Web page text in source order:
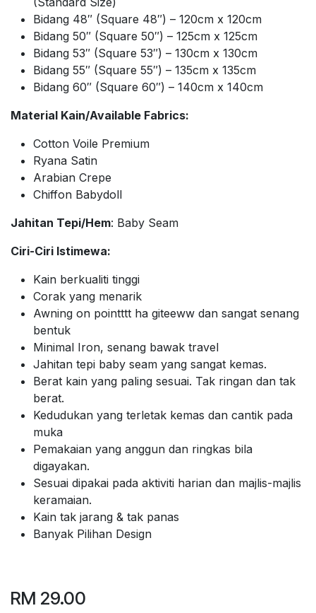
Bidang 48″ (Square 48″) – 120cm x 120cm
Bidang 50″ (Square 50″) – 125cm x 125cm
Bidang 53″ (Square 53″) – 130cm x 130cm
Bidang 55″ (Square 55″) – 135cm x 135cm
Bidang 60″ (Square 60″) – 140cm x 140cm
Material Kain/Available Fabrics:
Cotton Voile Premium
Ryana Satin
Arabian Crepe
Chiffon Babydoll
Jahitan Tepi/Hem: Baby Seam
Ciri-Ciri Istimewa:
Kain berkualiti tinggi
Corak yang menarik
Awning on pointttt ha giteeww dan sangat senang
bentuk
Minimal Iron, senang bawak travel
Jahitan tepi baby seam yang sangat kemas.
Berat kain yang paling sesuai. Tak ringan dan tak
berat.
Kedudukan yang terletak kemas dan cantik pada
muka
Pemakaian yang anggun dan ringkas bila
digayakan.
Sesuai dipakai pada aktiviti harian dan majlis-majlis
keramaian.
Kain tak jarang & tak panas
Banyak Pilihan Design
RM 29.00